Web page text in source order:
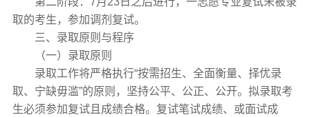
取的考生，参加调剂复试。
三、录取原则与程序
（一）录取原则
录取工作将严格执行“按需招生、全面衡量、择优录
取、宁缺毋滥”的原则，坚持公平、公正、公开。拟录取考
生必须参加复试且成绩合格。复试笔试成绩、或面试成